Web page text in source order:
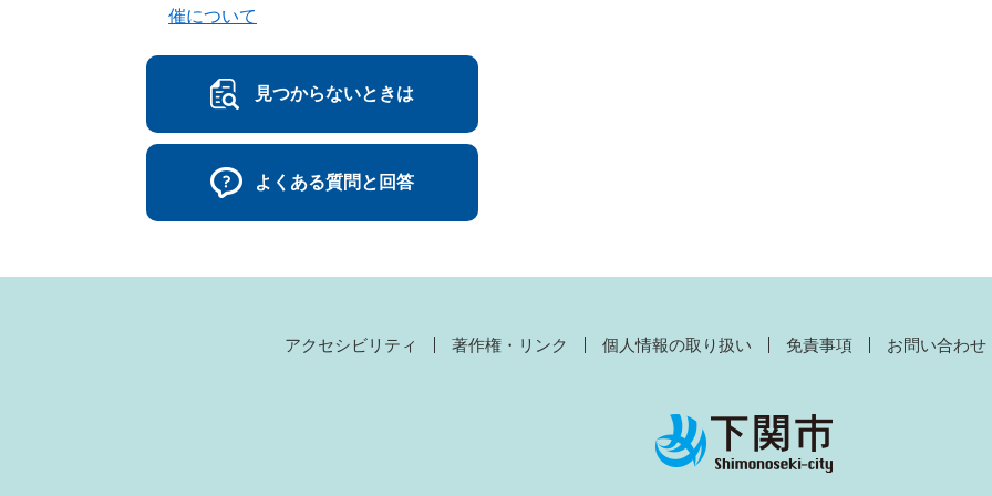
催について
見つからないときは
よくある質問と回答
アクセシビリティ 著作権・リンク 個人情報の取り扱い 免責事項 お問い合わせ